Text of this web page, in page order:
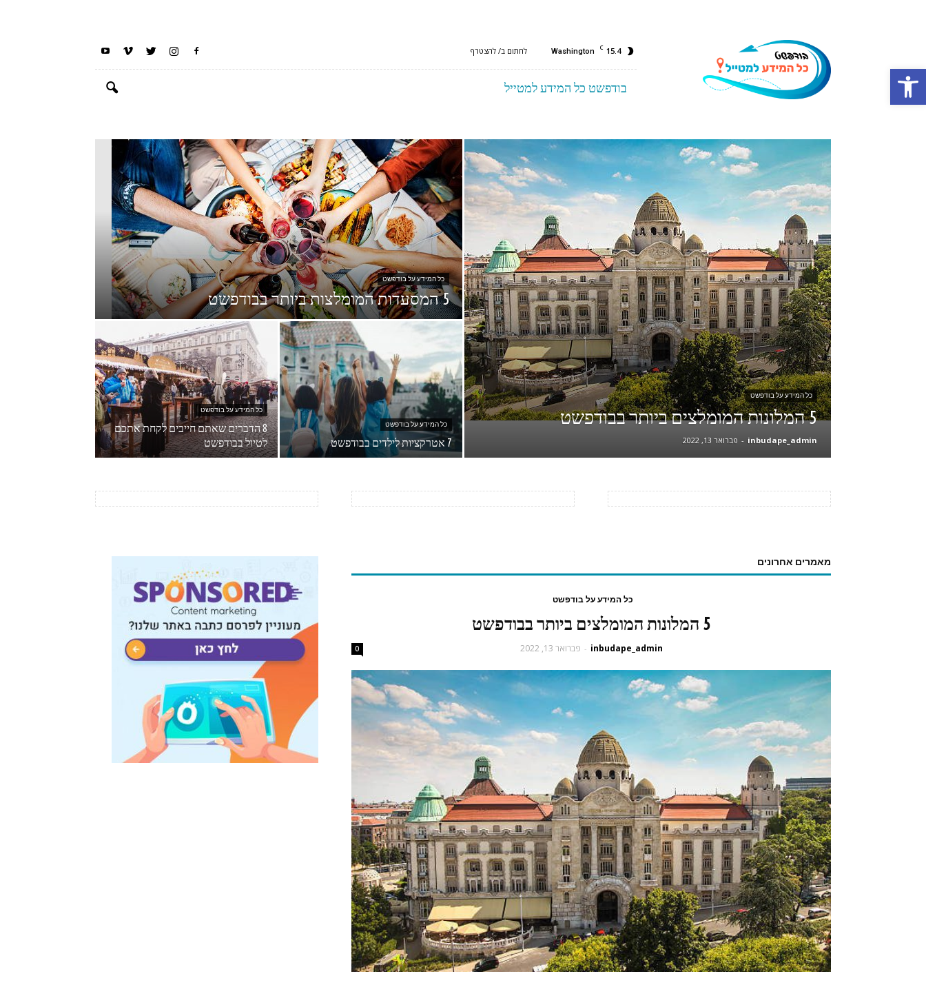
פתח סרגל נגישות
inbudapest
כל
המידע
על
בודפשט
15.4
C
Washington לחתום ב/ להצטרף
בודפשט כל המידע למטייל
כל המידע על בודפשט
5 המלונות המומלצים ביותר בבודפשט
inbudape_admin
- פברואר 13, 2022
כל המידע על בודפשט
5 המסעדות המומלצות ביותר בבודפשט
כל המידע על בודפשט
7 אטרקציות לילדים בבודפשט
כל המידע על בודפשט
8 הדברים שאתם חייבים לקחת אתכם
לטיול בבודפשט
מאמרים אחרונים
כל המידע על בודפשט
5 המלונות המומלצים ביותר בבודפשט
inbudape_admin
- פברואר 13, 2022 0